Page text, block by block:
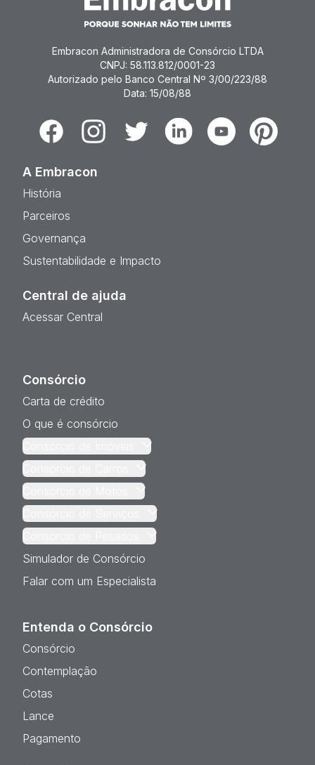
Embracon Administradora de Consórcio LTDA
CNPJ: 58.113.812/0001-23
Autorizado pelo Banco Central Nº 3/00/223/88
Data: 15/08/88
FacebookInstagramTwitter LinkedinYoutubePinterest
A Embracon
História
Parceiros
Governança
Sustentabilidade e Impacto
Central de ajuda
Acessar Central
Consórcio
Carta de crédito
O que é consórcio
Simulador de Consórcio
Falar com um Especialista
Entenda o Consórcio
Consórcio
Contemplação
Cotas
Lance
Pagamento